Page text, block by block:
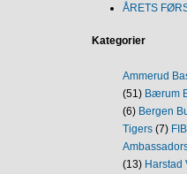
ÅRETS
Kategorier
Ammerud
(51) Bærum
(6) Bergen
Tigers (7)
(13) Harstad